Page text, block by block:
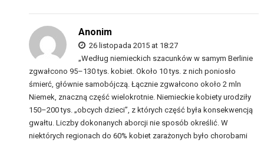
Anonim
26 listopada 2015 at 18:27
„Według niemieckich szacunków w samym Berlinie
zgwałcono 95–130 tys. kobiet. Około 10 tys. z nich poniosło
śmierć, głównie samobójczą. Łącznie zgwałcono około 2 mln
Niemek, znaczną część wielokrotnie. Niemieckie kobiety urodziły
150–200 tys. „obcych dzieci”, z których część była konsekwencją
gwałtu. Liczby dokonanych aborcji nie sposób określić. W
niektórych regionach do 60% kobiet zarażonych było chorobami